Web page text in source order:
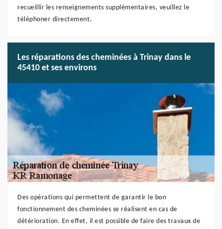
recueillir les renseignements supplémentaires, veuillez le
téléphoner directement.
Les réparations des cheminées à Trinay dans le
45410 et ses environs
Des opérations qui permettent de garantir le bon
fonctionnement des cheminées se réalisent en cas de
détérioration. En effet, il est possible de faire des travaux de